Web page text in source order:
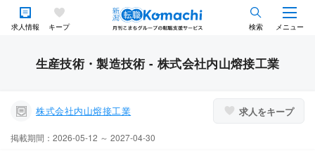
求人情報 キープ 検索 メニュー
生産技術・製造技術 - 株式会社内山熔接工業
株式会社内山熔接工業 求人をキープ
掲載期間：2026-05-12 ～ 2027-04-30